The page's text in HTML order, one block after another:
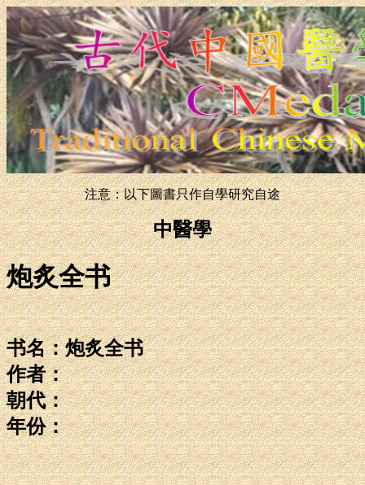
注意：以下圖書只作自學研究自途
中醫學
炮炙全书
书名：炮炙全书
作者：
朝代：
年份：